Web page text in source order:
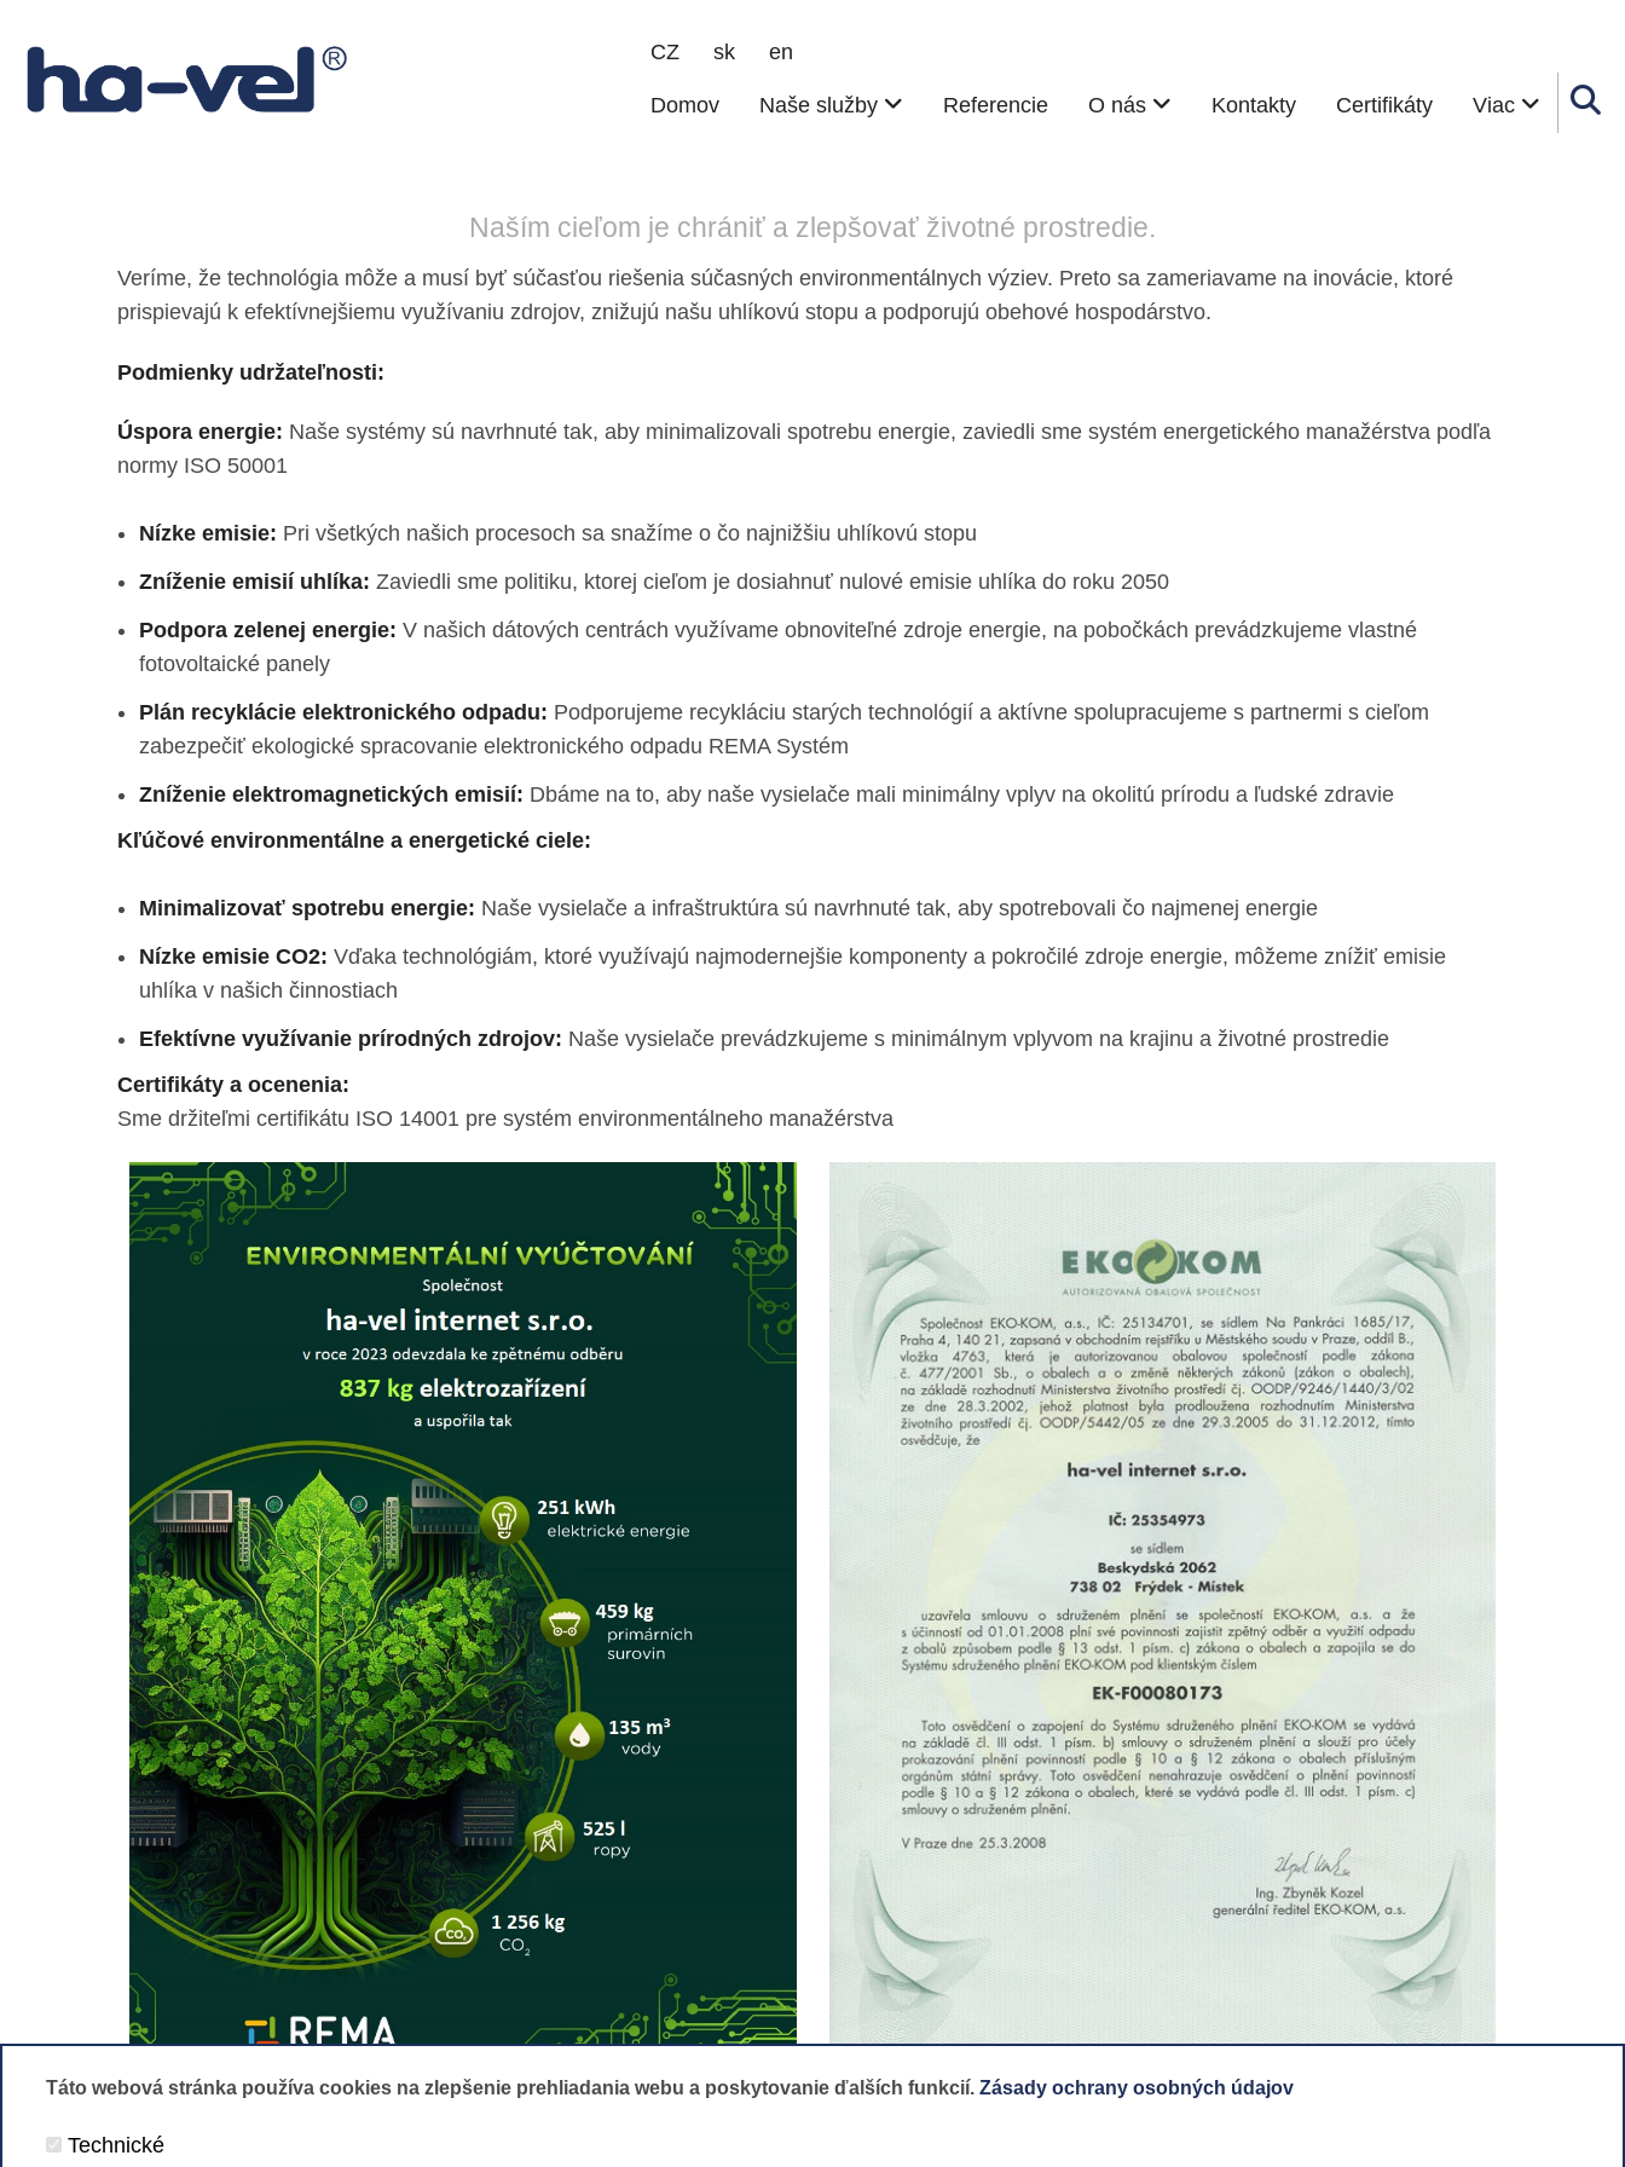
CZ
sk en
Hlavní navigace
Domov Naše služby Referencie O nás Kontakty Certifikáty Viac
Naším cieľom je chrániť a zlepšovať životné prostredie.
Veríme, že technológia môže a musí byť súčasťou riešenia súčasných environmentálnych výziev. Preto sa zameriavame na inovácie, ktoré
prispievajú k efektívnejšiemu využívaniu zdrojov, znižujú našu uhlíkovú stopu a podporujú obehové hospodárstvo.
Podmienky udržateľnosti:
Úspora energie: Naše systémy sú navrhnuté tak, aby minimalizovali spotrebu energie, zaviedli sme systém energetického manažérstva podľa
normy ISO 50001
Nízke emisie: Pri všetkých našich procesoch sa snažíme o čo najnižšiu uhlíkovú stopu
Zníženie emisií uhlíka: Zaviedli sme politiku, ktorej cieľom je dosiahnuť nulové emisie uhlíka do roku 2050
Podpora zelenej energie: V našich dátových centrách využívame obnoviteľné zdroje energie, na pobočkách prevádzkujeme vlastné
fotovoltaické panely
Plán recyklácie elektronického odpadu: Podporujeme recykláciu starých technológií a aktívne spolupracujeme s partnermi s cieľom
zabezpečiť ekologické spracovanie elektronického odpadu REMA Systém
Zníženie elektromagnetických emisií: Dbáme na to, aby naše vysielače mali minimálny vplyv na okolitú prírodu a ľudské zdravie
Kľúčové environmentálne a energetické ciele:
Minimalizovať spotrebu energie: Naše vysielače a infraštruktúra sú navrhnuté tak, aby spotrebovali čo najmenej energie
Nízke emisie CO2: Vďaka technológiám, ktoré využívajú najmodernejšie komponenty a pokročilé zdroje energie, môžeme znížiť emisie
uhlíka v našich činnostiach
Efektívne využívanie prírodných zdrojov: Naše vysielače prevádzkujeme s minimálnym vplyvom na krajinu a životné prostredie
Certifikáty a ocenenia:
Sme držiteľmi certifikátu ISO 14001 pre systém environmentálneho manažérstva
Táto webová stránka používa cookies na zlepšenie prehliadania webu a poskytovanie ďalších funkcií. Zásady ochrany osobných údajov
Technické